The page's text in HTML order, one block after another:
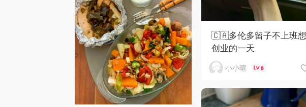
🇨🇦多伦多留子不上班想
创业的一天
小小暄 6